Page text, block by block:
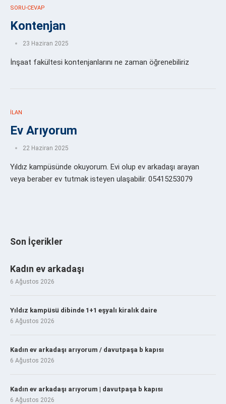
SORU-CEVAP
Kontenjan
23 Haziran 2025
İnşaat fakültesi kontenjanlarını ne zaman öğrenebiliriz
İLAN
Ev Arıyorum
22 Haziran 2025
Yıldız kampüsünde okuyorum. Evi olup ev arkadaşı arayan
veya beraber ev tutmak isteyen ulaşabilir. 05415253079
Son İçerikler
Kadın ev arkadaşı
6 Ağustos 2026
Yıldız kampüsü dibinde 1+1 eşyalı kiralık daire
6 Ağustos 2026
Kadın ev arkadaşı arıyorum / davutpaşa b kapısı
6 Ağustos 2026
Kadın ev arkadaşı arıyorum | davutpaşa b kapısı
6 Ağustos 2026